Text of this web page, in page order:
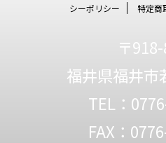
シーポリシー
特定商
〒
福井県福井市
TEL：
FAX：